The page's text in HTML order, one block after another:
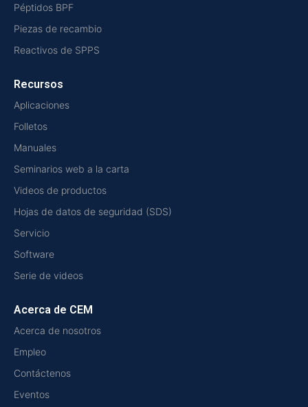
Péptidos BPF
Piezas de recambio
Reactivos de SPPS
Recursos
Aplicaciones
Folletos
Manuales
Seminarios web a la carta
Videos de productos
Hojas de datos de seguridad (SDS)
Servicio
Software
Serie de videos
Acerca de CEM
Acerca de nosotros
Empleo
Contáctenos
Eventos